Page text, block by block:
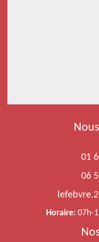
01
06
Horaire: 07h-